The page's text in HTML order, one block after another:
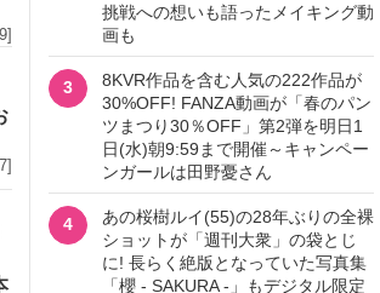
挑戦への想いも語ったメイキング動
画も
3
8KVR作品を含む人気の222作品が
30%OFF! FANZA動画が「春のパン
ツまつり30％OFF」第2弾を明日1
日(水)朝9:59まで開催～キャンペー
ンガールは田野憂さん
4
あの桜樹ルイ(55)の28年ぶりの全裸
ショットが「週刊大衆」の袋とじ
に! 長らく絶版となっていた写真集
「櫻 - SAKURA -」もデジタル限定